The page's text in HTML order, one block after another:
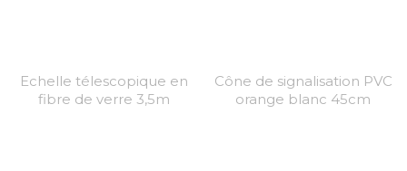
Echelle télescopique en
fibre de verre 3,5m
Cône de signalisation PVC
orange blanc 45cm